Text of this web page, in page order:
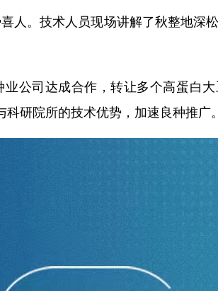
。技术人员现场讲解了秋整地深
司达成合作，转让多个高蛋白大
研院所的技术优势，加速良种推广。